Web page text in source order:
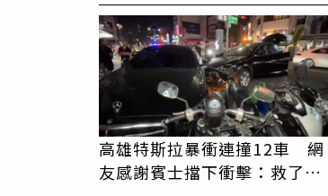
高雄特斯拉暴衝連撞12車 網
友感謝賓士擋下衝擊：救了很